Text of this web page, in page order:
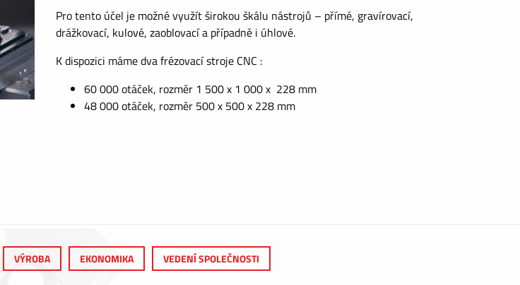
Pro tento účel je možné využít širokou škálu nástrojů – přímé, gravírovací,
drážkovací, kulové, zaoblovací a případně i úhlové.
K dispozici máme dva frézovací stroje CNC :
60 000 otáček, rozměr 1 500 x 1 000 x 228 mm
48 000 otáček, rozměr 500 x 500 x 228 mm
VÝROBA EKONOMIKA VEDENÍ SPOLEČNOSTI